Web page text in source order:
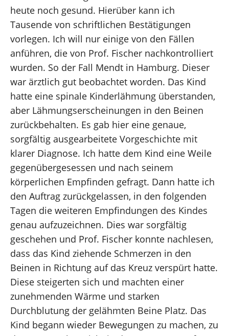
heute noch gesund. Hierüber kann ich
Tausende von schriftlichen Bestätigungen
vorlegen. Ich will nur einige von den Fällen
anführen, die von Prof. Fischer nachkontrolliert
wurden. So der Fall Mendt in Hamburg. Dieser
war ärztlich gut beobachtet worden. Das Kind
hatte eine spinale Kinderlähmung überstanden,
aber Lähmungserscheinungen in den Beinen
zurückbehalten. Es gab hier eine genaue,
sorgfältig ausgearbeitete Vorgeschichte mit
klarer Diagnose. Ich hatte dem Kind eine Weile
gegenübergesessen und nach seinem
körperlichen Empfinden gefragt. Dann hatte ich
den Auftrag zurückgelassen, in den folgenden
Tagen die weiteren Empfindungen des Kindes
genau aufzuzeichnen. Dies war sorgfältig
geschehen und Prof. Fischer konnte nachlesen,
dass das Kind ziehende Schmerzen in den
Beinen in Richtung auf das Kreuz verspürt hatte.
Diese steigerten sich und machten einer
zunehmenden Wärme und starken
Durchblutung der gelähmten Beine Platz. Das
Kind begann wieder Bewegungen zu machen, zu